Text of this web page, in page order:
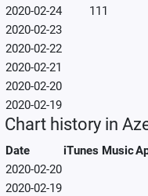
2020-02-24
111
2020-02-23
2020-02-22
2020-02-21
2020-02-20
2020-02-19
Chart history in
Date iTunes Music
2020-02-20
2020-02-19